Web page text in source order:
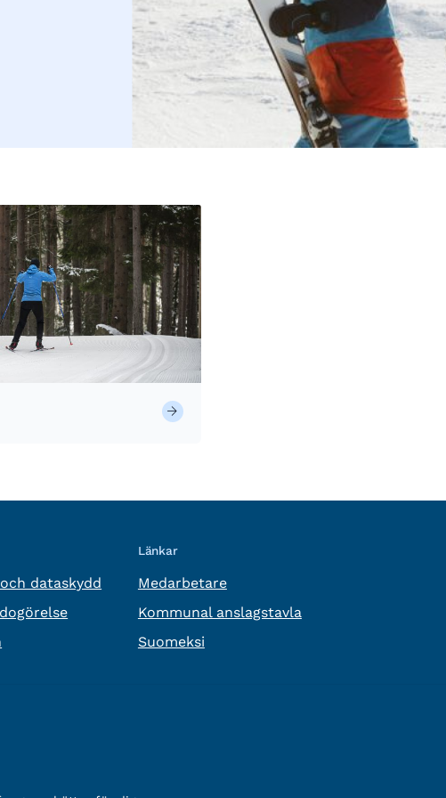
dataskydd
Länkar
Medarbetare
Kommunal anslagstavla
Suomeksi